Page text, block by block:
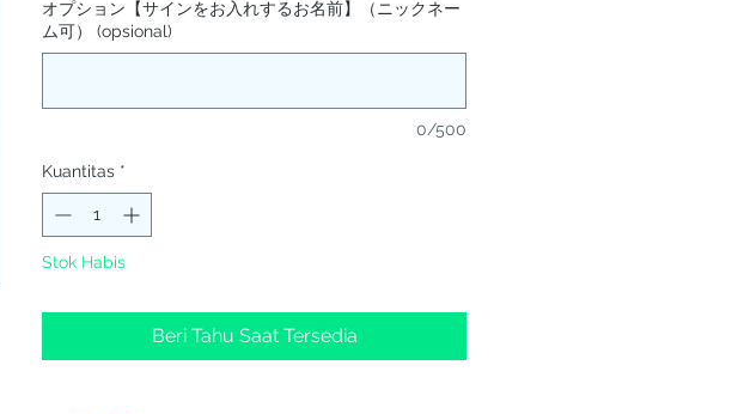
オプション【サインをお入れするお名前】（ニックネー
ム可） (opsional)
0/500
Kuantitas *
Stok Habis
Beri Tahu Saat Tersedia